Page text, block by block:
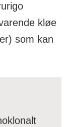
kløe
som kan